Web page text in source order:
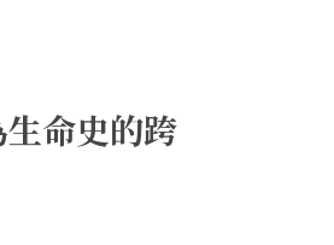
命史的跨